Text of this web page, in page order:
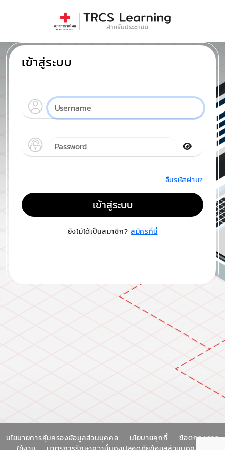
เข้าสู่ระบบ
ลืมรหัสผ่าน?
เข้าสู่ระบบ
ยังไม่ได้เป็นสมาชิก? สมัครที่นี่
นโยบายการคุ้มครองข้อมูลส่วนบุคคล นโยบายคุกกี้
ข้อตกลงการ